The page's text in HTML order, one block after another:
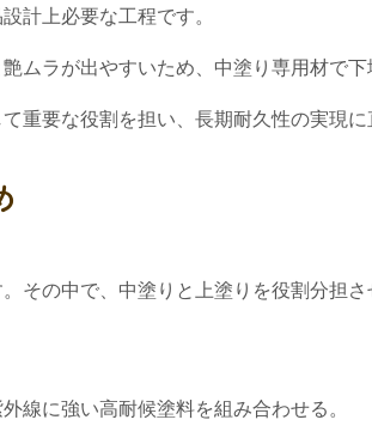
計上必要な工程です。
ムラが出やすいため、中塗り専用材で下
重要な役割を担い、長期耐久性の実現に
その中で、中塗りと上塗りを役割分担さ
線に強い高耐候塗料を組み合わせる。